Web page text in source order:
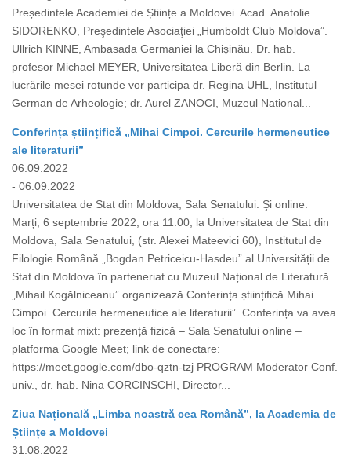
Președintele Academiei de Științe a Moldovei. Acad. Anatolie
SIDORENKO, Preşedintele Asociaţiei „Humboldt Club Moldova”.
Ullrich KINNE, Ambasada Germaniei la Chișinău. Dr. hab.
profesor Michael MEYER, Universitatea Liberă din Berlin. La
lucrările mesei rotunde vor participa dr. Regina UHL, Institutul
German de Arheologie; dr. Aurel ZANOCI, Muzeul Național...
Conferința științifică „Mihai Cimpoi. Cercurile hermeneutice
ale literaturii”
06.09.2022
- 06.09.2022
Universitatea de Stat din Moldova, Sala Senatului. Şi online.
Marți, 6 septembrie 2022, ora 11:00, la Universitatea de Stat din
Moldova, Sala Senatului, (str. Alexei Mateevici 60), Institutul de
Filologie Română „Bogdan Petriceicu-Hasdeu” al Universității de
Stat din Moldova în parteneriat cu Muzeul Național de Literatură
„Mihail Kogălniceanu” organizează Conferința științifică Mihai
Cimpoi. Cercurile hermeneutice ale literaturii”. Conferința va avea
loc în format mixt: prezență fizică – Sala Senatului online –
platforma Google Meet; link de conectare:
https://meet.google.com/dbo-qztn-tzj PROGRAM Moderator Conf.
univ., dr. hab. Nina CORCINSCHI, Director...
Ziua Națională „Limba noastră cea Română”, la Academia de
Științe a Moldovei
31.08.2022